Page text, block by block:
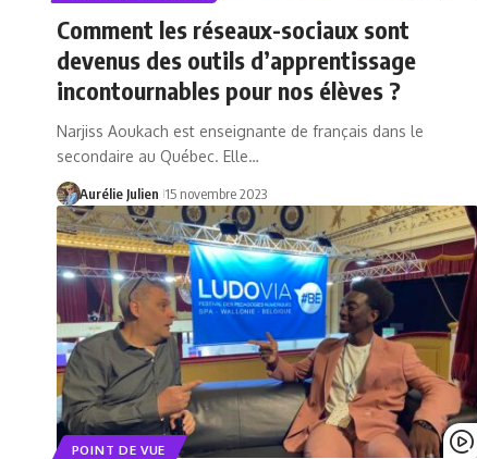
Comment les réseaux-sociaux sont
devenus des outils d’apprentissage
incontournables pour nos élèves ?
Narjiss Aoukach est enseignante de français dans le
secondaire au Québec. Elle…
Aurélie Julien 15 novembre 2023
POINT DE VUE